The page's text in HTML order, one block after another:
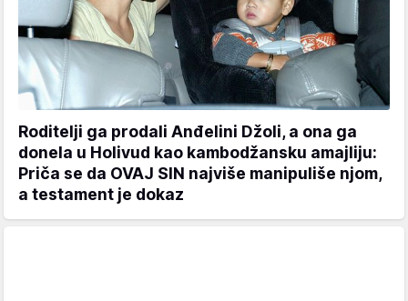
Roditelji ga prodali Anđelini Džoli, a ona ga
donela u Holivud kao kambodžansku amajliju:
Priča se da OVAJ SIN najviše manipuliše njom,
a testament je dokaz